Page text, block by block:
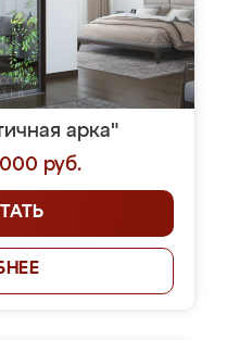
арка"
руб.